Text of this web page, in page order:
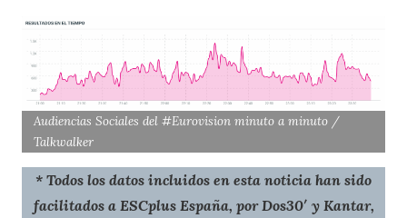
Audiencias Sociales del #Eurovision minuto a minuto /
Talkwalker
* Todos los datos incluidos en esta noticia han sido
facilitados a ESCplus España, por Dos30′ y Kantar,